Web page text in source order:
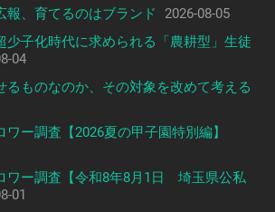
報、育てるのはブランド
2026-08-05
少子化時代に求められる「農耕型」生徒
04
るものなのか、その対象を改めて考える
ー調査【2026夏の甲子園特別編】
ワー調査【令和8年8月1日 埼玉県公私
01